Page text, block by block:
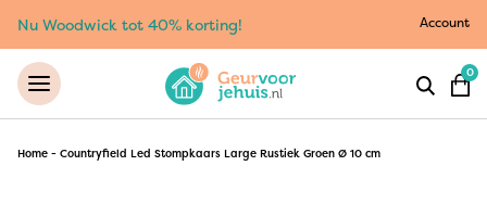
Nu Woodwick tot 40% korting! Account
0
Home - Countryfield Led Stompkaars Large Rustiek Groen Ø 10 cm